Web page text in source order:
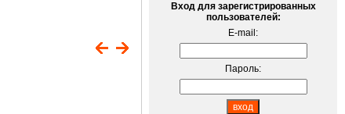
Вход для зарегистрированных
пользователей:
E-mail:
Пароль: